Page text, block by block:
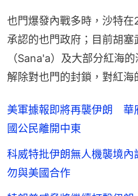
承認的也門政府；目前胡
（Sana'a）及大部分紅海的
解除對也門的封鎖，對紅
國公民離開中東
勿與美國合作